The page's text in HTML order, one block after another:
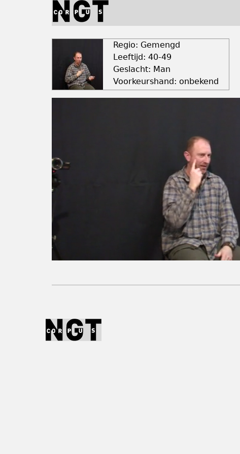
Regio: Gemengd
Leeftijd: 40-49
Geslacht: Man
Voorkeurshand: onbekend